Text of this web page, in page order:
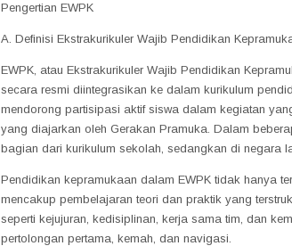
Pengertian EWPK
A. Definisi Ekstrakurikuler Wajib Pendidikan
EWPK, atau Ekstrakurikuler Wajib Pendidikan
secara resmi diintegrasikan ke dalam kurikulum
mendorong partisipasi aktif siswa dalam kegiatan
yang diajarkan oleh Gerakan Pramuka. Dalam
bagian dari kurikulum sekolah, sedangkan di negara
Pendidikan kepramukaan dalam EWPK tidak hanya
mencakup pembelajaran teori dan praktik yang
seperti kejujuran, kedisiplinan, kerja sama tim, dan
pertolongan pertama, kemah, dan navigasi.